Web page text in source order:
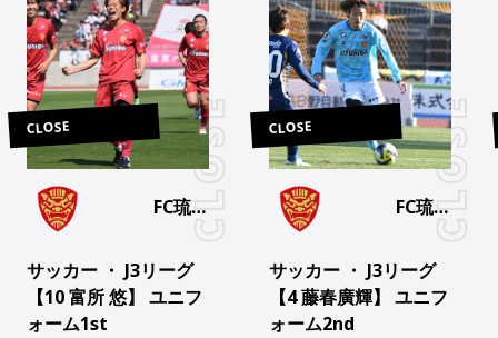
CLOSE
FC琉球
OKINAWA
サッカー ・ J3リーグ
【10 富所 悠】 ユニフ
ォーム1st
CLOSE
FC琉球
OKINAWA
サッカー ・ J3リーグ
【4 藤春廣輝】 ユニフ
ォーム2nd